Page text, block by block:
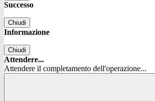
Successo
Chiudi
Informazione
Chiudi
Attendere...
Attendere il completamento dell'operazione...